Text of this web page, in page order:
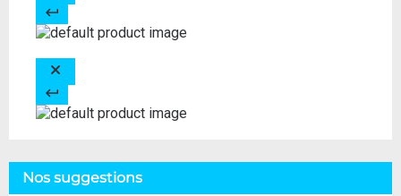
Nos suggestions